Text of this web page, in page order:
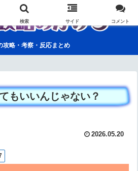
攻略・考察・反応まとめ
もいいんじゃない？
2026.05.20
検索 サイド コメント